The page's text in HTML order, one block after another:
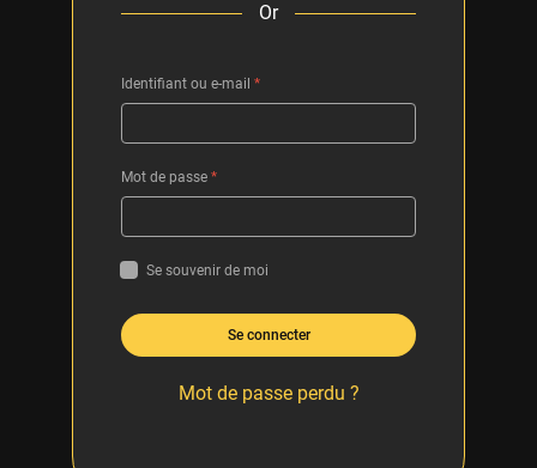
Or
Identifiant ou e-mail *
Mot de passe *
Se souvenir de moi
Se connecter
Mot de passe perdu ?